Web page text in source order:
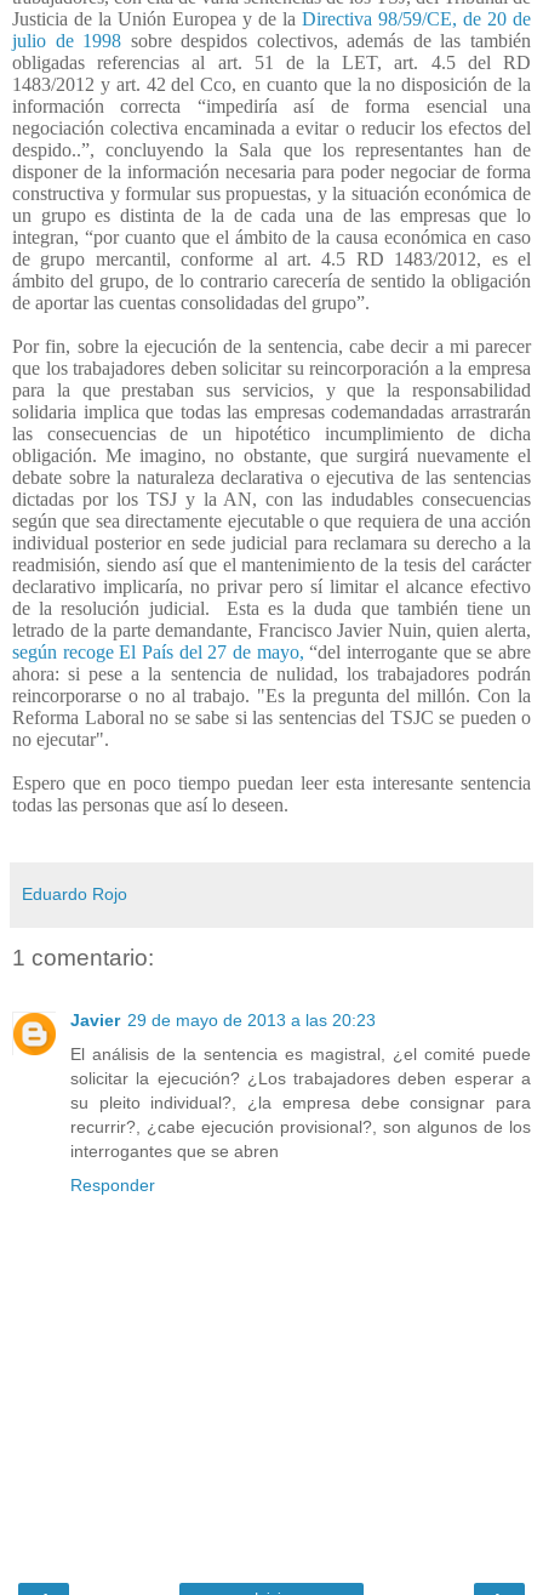
Justicia de la Unión Europea y de la Directiva 98/59/CE, de 20 de
julio de 1998 sobre despidos colectivos, además de las también
obligadas referencias al art. 51 de la LET, art. 4.5 del RD
1483/2012 y art. 42 del Cco, en cuanto que la no disposición de la
información correcta “impediría así de forma esencial una
negociación colectiva encaminada a evitar o reducir los efectos del
despido..”, concluyendo la Sala que los representantes han de
disponer de la información necesaria para poder negociar de forma
constructiva y formular sus propuestas, y la situación económica de
un grupo es distinta de la de cada una de las empresas que lo
integran, “por cuanto que el ámbito de la causa económica en caso
de grupo mercantil, conforme al art. 4.5 RD 1483/2012, es el
ámbito del grupo, de lo contrario carecería de sentido la obligación
de aportar las cuentas consolidadas del grupo”.
Por fin, sobre la ejecución de la sentencia, cabe decir a mi parecer
que los trabajadores deben solicitar su reincorporación a la empresa
para la que prestaban sus servicios, y que la responsabilidad
solidaria implica que todas las empresas codemandadas arrastrarán
las consecuencias de un hipotético incumplimiento de dicha
obligación. Me imagino, no obstante, que surgirá nuevamente el
debate sobre la naturaleza declarativa o ejecutiva de las sentencias
dictadas por los TSJ y la AN, con las indudables consecuencias
según que sea directamente ejecutable o que requiera de una acción
individual posterior en sede judicial para reclamara su derecho a la
readmisión, siendo así que el mantenimiento de la tesis del carácter
declarativo implicaría, no privar pero sí limitar el alcance efectivo
de la resolución judicial.
Esta es la duda que también tiene un
letrado de la parte demandante, Francisco Javier Nuin, quien alerta,
según recoge El País del 27 de mayo, “del interrogante que se abre
ahora: si pese a la sentencia de nulidad, los trabajadores podrán
reincorporarse o no al trabajo. "Es la pregunta del millón. Con la
Reforma Laboral no se sabe si las sentencias del TSJC se pueden o
no ejecutar".
Espero que en poco tiempo puedan leer esta interesante sentencia
todas las personas que así lo deseen.
Eduardo Rojo
1 comentario:
Javier 29 de mayo de 2013 a las 20:23
El análisis de la sentencia es magistral, ¿el comité puede
solicitar la ejecución? ¿Los trabajadores deben esperar a
su pleito individual?, ¿la empresa debe consignar para
recurrir?, ¿cabe ejecución provisional?, son algunos de los
interrogantes que se abren
Responder